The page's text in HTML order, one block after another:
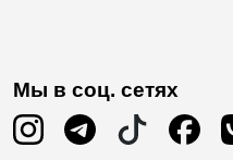
Мы в соц. сетях